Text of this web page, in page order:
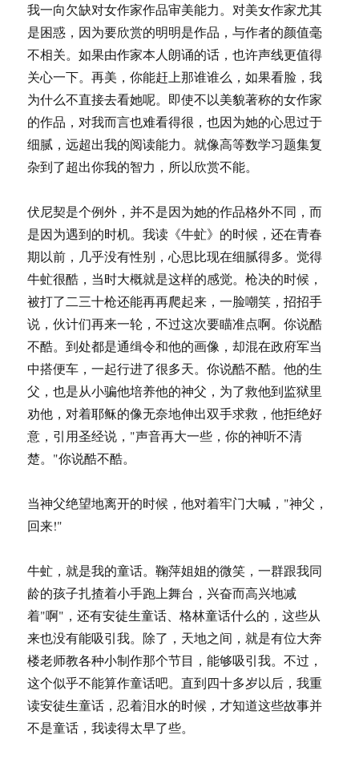
我一向欠缺对女作家作品审美能力。对美女作家尤其
是困惑，因为要欣赏的明明是作品，与作者的颜值毫
不相关。如果由作家本人朗诵的话，也许声线更值得
关心一下。再美，你能赶上那谁谁么，如果看脸，我
为什么不直接去看她呢。即使不以美貌著称的女作家
的作品，对我而言也难看得很，也因为她的心思过于
细腻，远超出我的阅读能力。就像高等数学习题集复
杂到了超出你我的智力，所以欣赏不能。
伏尼契是个例外，并不是因为她的作品格外不同，而
是因为遇到的时机。我读《牛虻》的时候，还在青春
期以前，几乎没有性别，心思比现在细腻得多。觉得
牛虻很酷，当时大概就是这样的感觉。枪决的时候，
被打了二三十枪还能再再爬起来，一脸嘲笑，招招手
说，伙计们再来一轮，不过这次要瞄准点啊。你说酷
不酷。到处都是通缉令和他的画像，却混在政府军当
中搭便车，一起行进了很多天。你说酷不酷。他的生
父，也是从小骗他培养他的神父，为了救他到监狱里
劝他，对着耶稣的像无奈地伸出双手求救，他拒绝好
意，引用圣经说，"声音再大一些，你的神听不清
楚。"你说酷不酷。
当神父绝望地离开的时候，他对着牢门大喊，"神父，
回来!"
牛虻，就是我的童话。鞠萍姐姐的微笑，一群跟我同
龄的孩子扎揸着小手跑上舞台，兴奋而高兴地减
着"啊"，还有安徒生童话、格林童话什么的，这些从
来也没有能吸引我。除了，天地之间，就是有位大奔
楼老师教各种小制作那个节目，能够吸引我。不过，
这个似乎不能算作童话吧。直到四十多岁以后，我重
读安徒生童话，忍着泪水的时候，才知道这些故事并
不是童话，我读得太早了些。